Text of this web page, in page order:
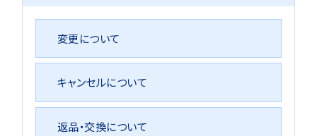
変更について
キャンセルについて
返品・交換について